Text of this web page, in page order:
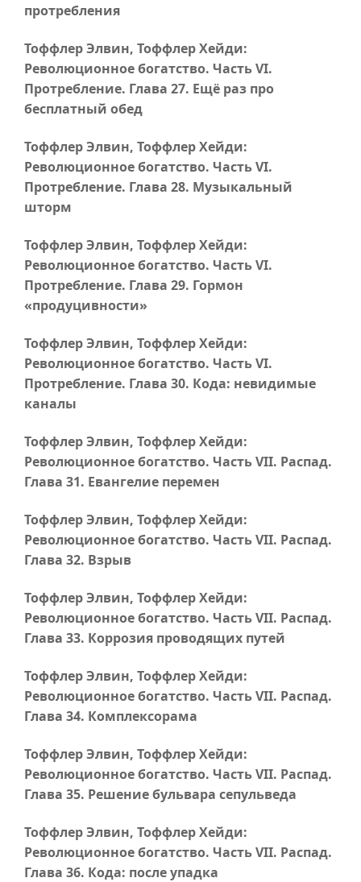
протребления
Тоффлер Элвин, Тоффлер Хейди:
Революционное богатство. Часть VI.
Протребление. Глава 27. Ещё раз про
бесплатный обед
Тоффлер Элвин, Тоффлер Хейди:
Революционное богатство. Часть VI.
Протребление. Глава 28. Музыкальный
шторм
Тоффлер Элвин, Тоффлер Хейди:
Революционное богатство. Часть VI.
Протребление. Глава 29. Гормон
«продуцивности»
Тоффлер Элвин, Тоффлер Хейди:
Революционное богатство. Часть VI.
Протребление. Глава 30. Кода: невидимые
каналы
Тоффлер Элвин, Тоффлер Хейди:
Революционное богатство. Часть VII. Распад.
Глава 31. Евангелие перемен
Тоффлер Элвин, Тоффлер Хейди:
Революционное богатство. Часть VII. Распад.
Глава 32. Взрыв
Тоффлер Элвин, Тоффлер Хейди:
Революционное богатство. Часть VII. Распад.
Глава 33. Коррозия проводящих путей
Тоффлер Элвин, Тоффлер Хейди:
Революционное богатство. Часть VII. Распад.
Глава 34. Комплексорама
Тоффлер Элвин, Тоффлер Хейди:
Революционное богатство. Часть VII. Распад.
Глава 35. Решение бульвара сепульведа
Тоффлер Элвин, Тоффлер Хейди:
Революционное богатство. Часть VII. Распад.
Глава 36. Кода: после упадка